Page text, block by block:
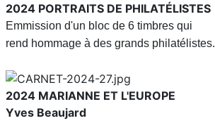
2024 PORTRAITS DE PHILATÉLISTES
Emmission d'un bloc de 6 timbres qui
rend hommage à des grands philatélistes.
2024 MARIANNE ET L'EUROPE
Yves Beaujard